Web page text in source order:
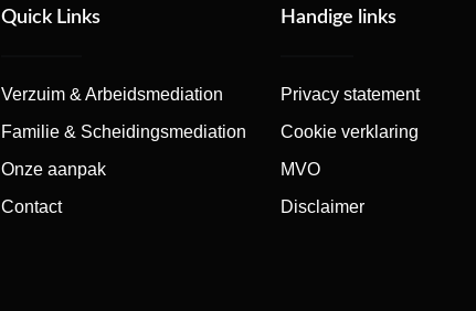
Quick Links
Verzuim & Arbeidsmediation
Familie & Scheidingsmediation
Onze aanpak
Contact
Handige links
Privacy statement
Cookie verklaring
MVO
Disclaimer